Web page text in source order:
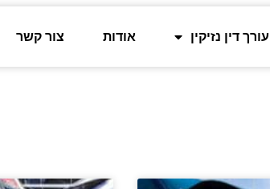
עורך דין נזיקין אודות צור קשר